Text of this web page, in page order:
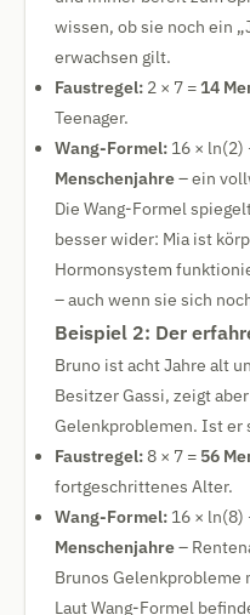
wissen, ob sie noch ein
erwachsen gilt.
Faustregel: 2 × 7 = 14
Teenager.
Wang-Formel: 16 × ln(2)
Menschenjahre– ein
Die Wang-Formel
besser wider: Mia ist
Hormonsystem
– auch wenn sie sich
Beispiel 2: Der
Bruno ist acht Jahre alt
Besitzer Gassi, zeigt
Gelenkproblemen. Ist er
Faustregel: 8 × 7 = 56
fortgeschrittenes Alter.
Wang-Formel: 16 × ln(8)
Menschenjahre–
Brunos Gelenkprobleme
Laut Wang-Formel